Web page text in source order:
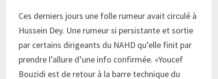
Ces derniers jours une folle rumeur avait circulé à
Hussein Dey. Une rumeur si persistante et sortie
par certains dirigeants du NAHD qu’elle finit par
prendre l’allure d’une info confirmée. «Youcef
Bouzidi est de retour à la barre technique du